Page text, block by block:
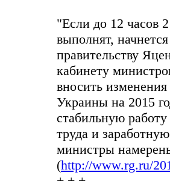
"Если до 12 часов
выполнят,
правительству
кабинету
вносить
Украины на 2015
стабильную
труда и
министры
(http://www.rg.ru/